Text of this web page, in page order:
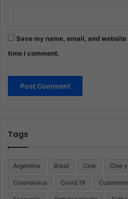
Save my name, email, and
time I comment.
Tags
Argentina Brasil Cine Cine
Coronavirus Covid 19